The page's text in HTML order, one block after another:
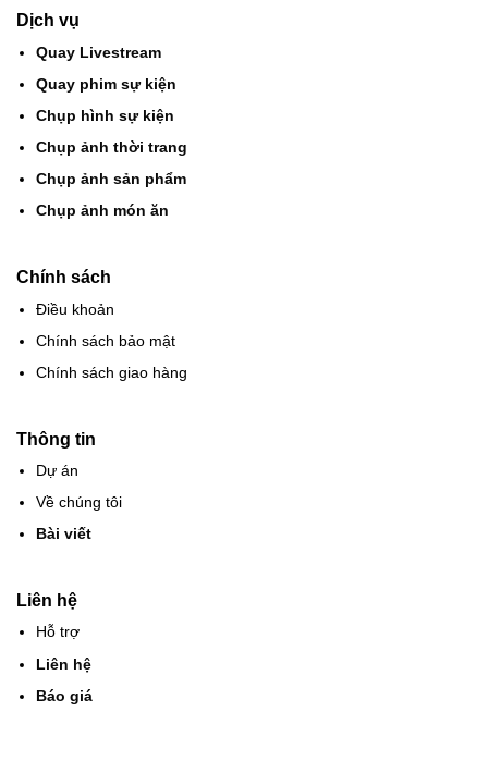
Dịch vụ
Quay Livestream
Quay phim sự kiện
Chụp hình sự kiện
Chụp ảnh thời trang
Chụp ảnh sản phẩm
Chụp ảnh món ăn
Chính sách
Điều khoản
Chính sách bảo mật
Chính sách giao hàng
Thông tin
Dự án
Về chúng tôi
Bài viết
Liên hệ
Hỗ trợ
Liên hệ
Báo giá